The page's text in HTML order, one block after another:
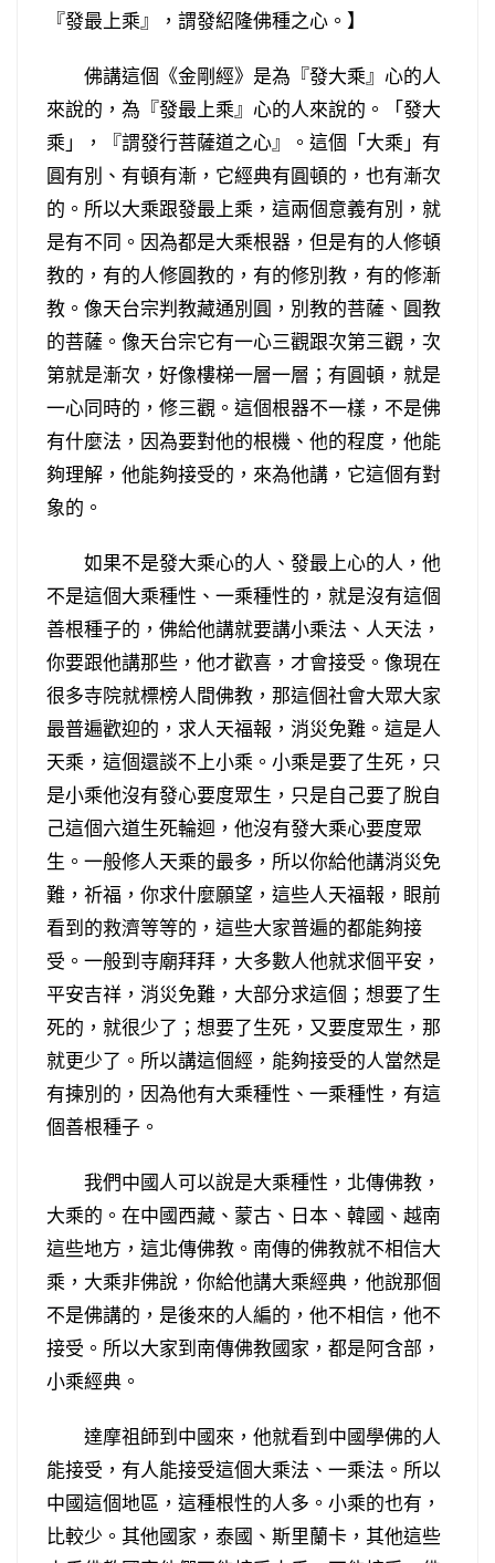
『發最上乘』，謂發紹隆佛種之心。】
佛講這個《金剛經》是為『發大乘』心的人
來說的，為『發最上乘』心的人來說的。「發大
乘」，『謂發行菩薩道之心』。這個「大乘」有
圓有別、有頓有漸，它經典有圓頓的，也有漸次
的。所以大乘跟發最上乘，這兩個意義有別，就
是有不同。因為都是大乘根器，但是有的人修頓
教的，有的人修圓教的，有的修別教，有的修漸
教。像天台宗判教藏通別圓，別教的菩薩、圓教
的菩薩。像天台宗它有一心三觀跟次第三觀，次
第就是漸次，好像樓梯一層一層；有圓頓，就是
一心同時的，修三觀。這個根器不一樣，不是佛
有什麼法，因為要對他的根機、他的程度，他能
夠理解，他能夠接受的，來為他講，它這個有對
象的。
如果不是發大乘心的人、發最上心的人，他
不是這個大乘種性、一乘種性的，就是沒有這個
善根種子的，佛給他講就要講小乘法、人天法，
你要跟他講那些，他才歡喜，才會接受。像現在
很多寺院就標榜人間佛教，那這個社會大眾大家
最普遍歡迎的，求人天福報，消災免難。這是人
天乘，這個還談不上小乘。小乘是要了生死，只
是小乘他沒有發心要度眾生，只是自己要了脫自
己這個六道生死輪迴，他沒有發大乘心要度眾
生。一般修人天乘的最多，所以你給他講消災免
難，祈福，你求什麼願望，這些人天福報，眼前
看到的救濟等等的，這些大家普遍的都能夠接
受。一般到寺廟拜拜，大多數人他就求個平安，
平安吉祥，消災免難，大部分求這個；想要了生
死的，就很少了；想要了生死，又要度眾生，那
就更少了。所以講這個經，能夠接受的人當然是
有揀別的，因為他有大乘種性、一乘種性，有這
個善根種子。
我們中國人可以說是大乘種性，北傳佛教，
大乘的。在中國西藏、蒙古、日本、韓國、越南
這些地方，這北傳佛教。南傳的佛教就不相信大
乘，大乘非佛說，你給他講大乘經典，他說那個
不是佛講的，是後來的人編的，他不相信，他不
接受。所以大家到南傳佛教國家，都是阿含部，
小乘經典。
達摩祖師到中國來，他就看到中國學佛的人
能接受，有人能接受這個大乘法、一乘法。所以
中國這個地區，這種根性的人多。小乘的也有，
比較少。其他國家，泰國、斯里蘭卡，其他這些